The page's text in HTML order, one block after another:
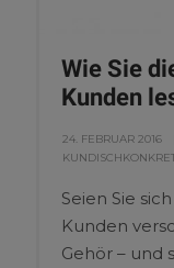
Wie Sie
Kunden
24. FEBRUAR 2016
Seien Sie
Kunden
Gehör – und